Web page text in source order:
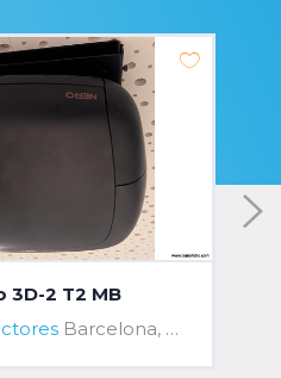
3D-2 T2 MB
Barcelona, Barcelona, Spain